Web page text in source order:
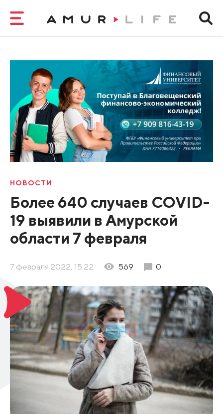
НОВОСТИ
Более 640 случаев COVID-
19 выявили в Амурской
области 7 февраля
7 февраля 2022, 15:22 569 0